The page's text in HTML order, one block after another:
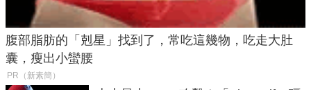
腹部脂肪的「剋星」找到了，常吃這幾物，吃走大肚
囊，瘦出小蠻腰
PR（新素簡）